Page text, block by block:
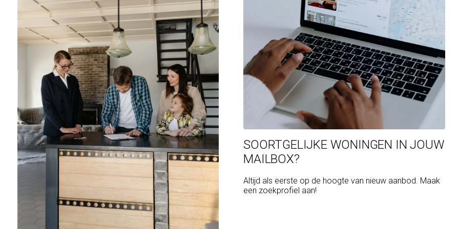
secondary schools (International school, British school, Barlaeus Gymnasium, Montessori, Vossius
Gymnasium, etc.).
GENERAL
- Living area approximately 185 m2;
- bright apartment consisting of two floors in a quiet street in Oud-Zuid;
- spacious living floor with kitchen diner;
- four bedrooms;
- two bathrooms;
- balcony on the second floor and a roof terrace;
- the apartment is rented out furnished;
- available from September 1st 2026;
- definitive energy label C;
- the mentioned rental price is excluding gas, water, electricity, television and internet connection.
LAYOUT
Ground floor:
Private entrance to staircase.
SOORTGELIJKE WONINGEN IN JOUW
MAILBOX?
Altijd als eerste op de hoogte van nieuw aanbod. Maak
een zoekprofiel aan!